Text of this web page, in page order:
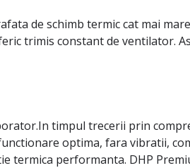
de schimb termic cat mai
trimis constant de ventilator.
timpul trecerii prin
optima, fara vibratii,
termica performanta. DHP